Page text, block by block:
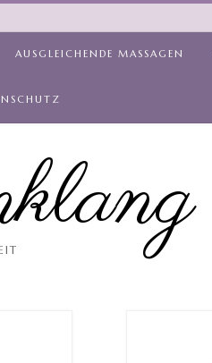
AUSGLEICHENDE MASSAGEN